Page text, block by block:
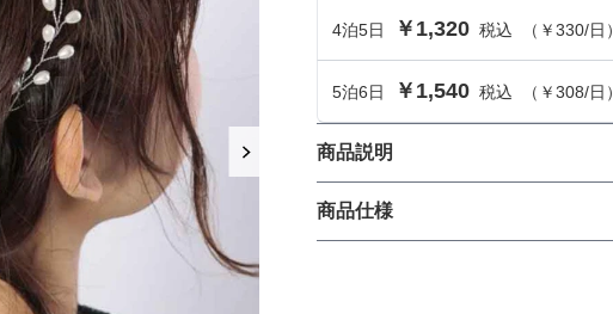
季節のコンテンツ
推し活におすすめのドレス特集♥
骨格＆パーソナルカラーのプロ監修！は
じめての結婚式参列にぴったりのドレス
セット
骨格＆パーソナルカラーのプロ監修！上
品さを叶える結婚式参列ドレスセット
【ご親族編】
4泊5日 ￥1,320 税込 （ ￥330/日）
5泊6日 ￥1,540 税込 （ ￥308/日）
商品説明
自分で簡単に装着ができる髪飾り
演出します。ブライズメイドに
商品仕様